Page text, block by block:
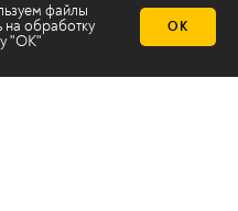
файлы
на обработку
"ОК"
ОК